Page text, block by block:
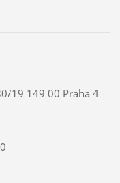
19 149 00 Praha 4